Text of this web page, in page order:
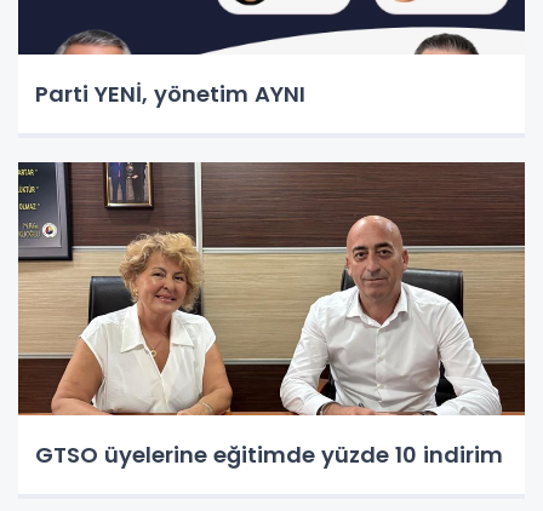
Parti YENİ, yönetim AYNI
GTSO üyelerine eğitimde yüzde 10 indirim